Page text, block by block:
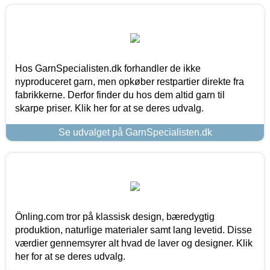
Hos GarnSpecialisten.dk forhandler de ikke
nyproduceret garn, men opkøber restpartier direkte fra
fabrikkerne. Derfor finder du hos dem altid garn til
skarpe priser. Klik her for at se deres udvalg.
Se udvalget på GarnSpecialisten.dk
Önling.com tror på klassisk design, bæredygtig
produktion, naturlige materialer samt lang levetid. Disse
værdier gennemsyrer alt hvad de laver og designer. Klik
her for at se deres udvalg.